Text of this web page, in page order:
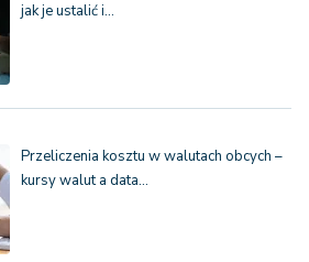
jak je ustalić i…
Przeliczenia kosztu w walutach obcych –
kursy walut a data…